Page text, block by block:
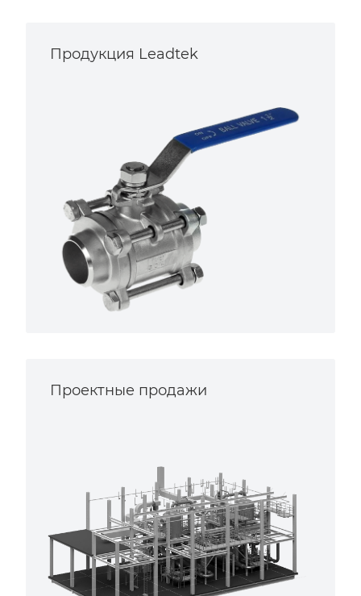
Продукция Leadtek
Проектные продажи